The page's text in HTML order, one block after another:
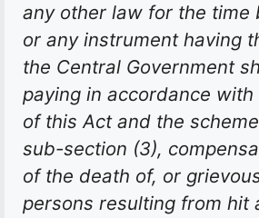
any other law for the time
or any instrument having
the Central Government
paying in accordance
of this Act and the
sub-section (3),
of the death of, or
persons resulting from hit